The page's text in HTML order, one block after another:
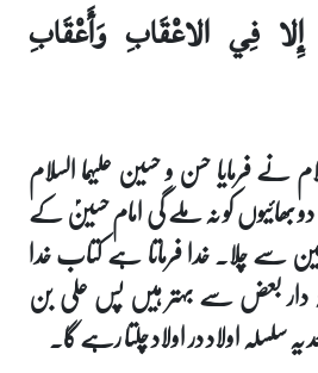
فِي الاعْقَابِ وَأَعْقَابِ
نے فرمایا حسن و حسین علیہما السلام
بھائیوں کو نہ ملے گی امام حسینؑ کے
سے چلا۔ خدا فرماتا ہے کتاب خدا
بعض سے بہتر ہیں پس علی بن
اولاد در اولاد چلتا رہے گا۔